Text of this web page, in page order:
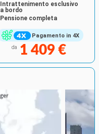
Pagamento in 4X
Intrattenimento esclusivo
a bordo
Pensione completa
da 1 409 €